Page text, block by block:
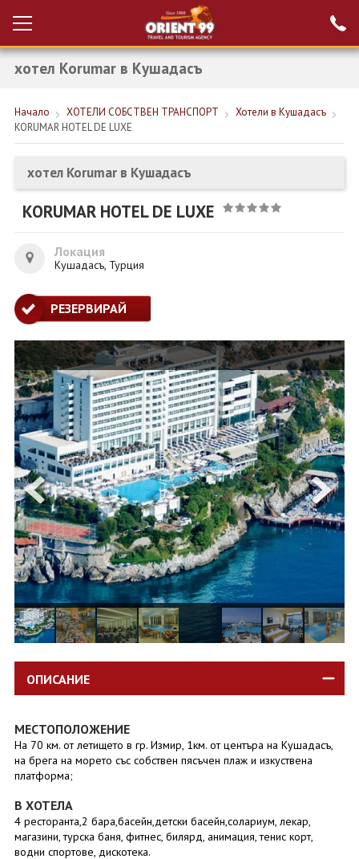
Вход за агенти
РАННИ ЗАПИСВАНИЯ ТУРЦИЯ
НОВА ГОДИНА ТУРЦИЯ
НОВА ГОДИНА
ПОЧИВКИ
КРУИЗИ
ЕКСКУРЗИИ
ОЩЕ
ЗА НАС
КОНТАКТИ
ФИРМЕНИ ДОКУМЕНТИ
0700 144 34 Запитване
ПОСЛЕДВАЙТЕ НИ
хотел Korumar в Кушадасъ
Начало ХОТЕЛИ СОБСТВЕН ТРАНСПОРТ
Хотели в Кушадасъ
KORUMAR HOTEL DE LUXE
хотел Korumar в Кушадасъ
KORUMAR HOTEL DE LUXE
Локация
Кушадасъ, Турция
РЕЗЕРВИРАЙ
ОПИСАНИЕ
МЕСТОПОЛОЖЕНИЕ
На 70 км. от летището в гр. Измир, 1км. от центъра на Кушадасъ,
на брега на морето със собствен пясъчен плаж и изкуствена
платформа;
В ХОТЕЛА
4 ресторанта,2 бара,басейн,детски басейн,солариум, лекар,
магазини, турска баня, фитнес, билярд, анимация, тенис корт,
водни спортове, дискотека.